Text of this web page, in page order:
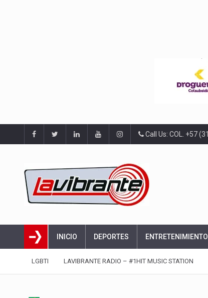
Call Us: COL. +57
INICIO DEPORTES
LGBTI LAVIBRANTE RADIO – #1HIT MUSIC STATION